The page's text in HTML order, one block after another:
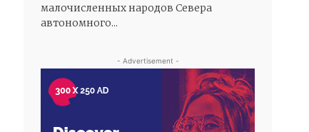
малочисленных народов Севера
автономного...
- Advertisement -